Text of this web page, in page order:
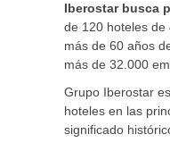
Iberostar busca
de 120 hoteles de
más de 60 años
más de 32.000
Grupo Iberostar
hoteles en las
significado